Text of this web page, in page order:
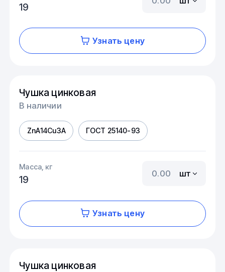
19
Узнать цену
Чушка цинковая
В наличии
ZnA14Cu3A ГОСТ 25140-93
Масса, кг
19
шт
Узнать цену
Чушка цинковая